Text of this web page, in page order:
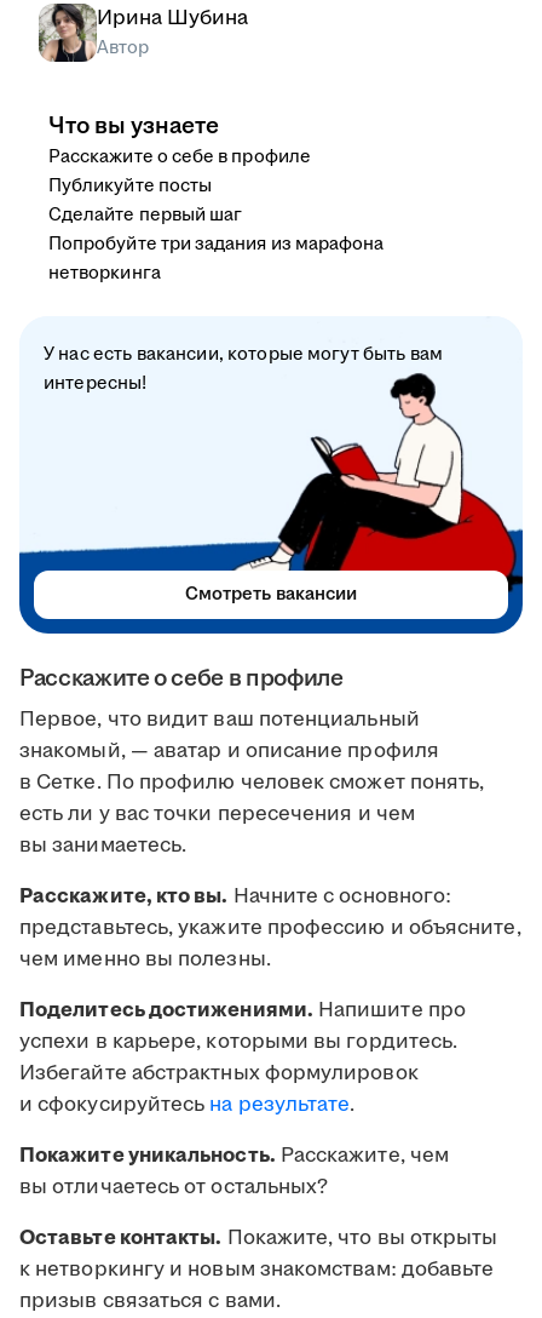
Расскажите о себе в профиле
Первое, что видит ваш потенциальный
знакомый, — аватар и описание профиля
в Сетке. По профилю человек сможет понять,
есть ли у вас точки пересечения и чем
вы занимаетесь.
Расскажите, кто вы. Начните с основного:
представьтесь, укажите профессию и объясните,
чем именно вы полезны.
Поделитесь достижениями. Напишите про
успехи в карьере, которыми вы гордитесь.
Избегайте абстрактных формулировок
и сфокусируйтесь на результате.
Покажите уникальность. Расскажите, чем
вы отличаетесь от остальных?
Оставьте контакты. Покажите, что вы открыты
к нетворкингу и новым знакомствам: добавьте
призыв связаться с вами.
Ирина Шубина
Автор
Что вы узнаете
Расскажите о себе в профиле
Публикуйте посты
Сделайте первый шаг
Попробуйте три задания из марафона
нетворкинга
У нас есть вакансии, которые могут быть вам
интересны!
Смотреть вакансии